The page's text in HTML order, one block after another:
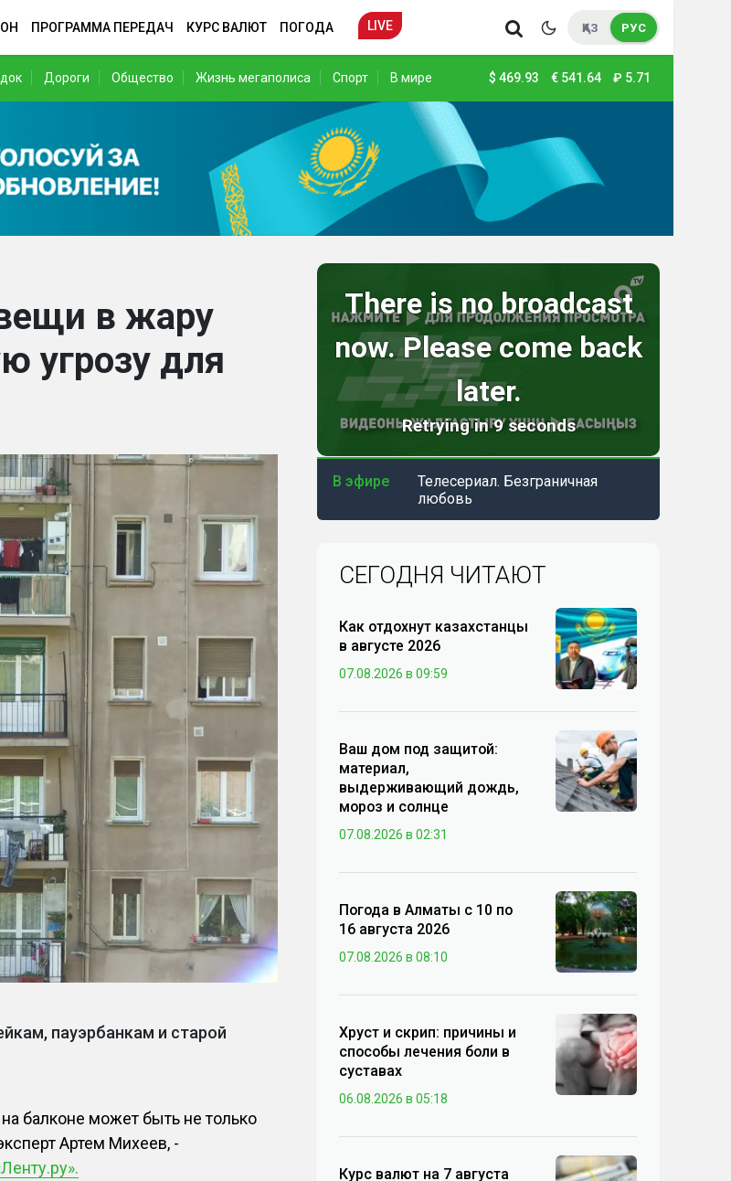
ПРОГРАММА ПЕРЕДАЧ КУРС ВАЛЮТ ПОГОДА LIVE ҚАЗ РУС
Дороги Общество Жизнь мегаполиса Спорт В мире $ 469.93 € 541.64 ₽ 5.71
в жару
угрозу для
пауэрбанкам и старой
балконе может быть не только
Артем Михеев, -
В эфире
Телесериал. Безграничная
любовь
СЕГОДНЯ ЧИТАЮТ
Как отдохнут казахстанцы
в августе 2026
07.08.2026 в 09:59
Ваш дом под защитой:
материал,
выдерживающий дождь,
мороз и солнце
07.08.2026 в 02:31
Погода в Алматы с 10 по
16 августа 2026
07.08.2026 в 08:10
Хруст и скрип: причины и
способы лечения боли в
суставах
06.08.2026 в 05:18
Курс валют на 7 августа